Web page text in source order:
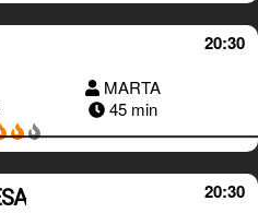
20:30
MARTA
45 min
20:30